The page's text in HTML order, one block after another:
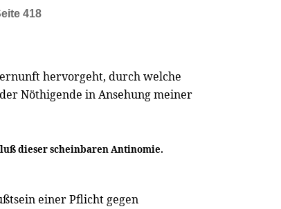
418
hervorgeht, durch welche
Nöthigende in Ansehung meiner
dieser scheinbaren Antinomie.
einer Pflicht gegen